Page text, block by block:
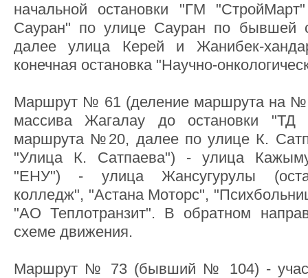
начальной остановки "ГМ
Сауран" по улице Сауран по
далее улица Керей и Жанибек-
конечная остановка "Научно-
Маршрут № 61 (деление маршрута на
массива Жагалау до остановки "ТД
маршрута №20, далее по улице К.
"Улица К. Сатпаева") - улица
"ЕНУ") - улица Жансугурулы
колледж", "Астана Моторс",
"АО Теплотранзит". В обратном
схеме движения.
Маршрут № 73 (бывший № 104) -